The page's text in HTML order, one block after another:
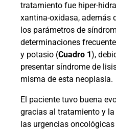
tratamiento fue hiper-
xantina-oxidasa, además
los parámetros de
determinaciones
y potasio (Cuadro 1),
presentar síndrome de
misma de esta neoplasia.
El paciente tuvo buena
gracias al tratamiento y la
las urgencias